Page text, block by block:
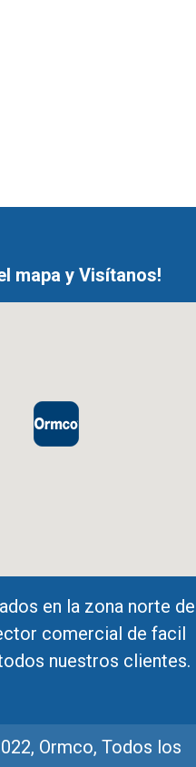
mapa y Visítanos!
en la zona norte de
comercial de facil
nuestros clientes.
Ormco, Todos los